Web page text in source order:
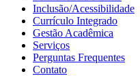
Inclusão/Acessibilidade
Currículo Integrado
Gestão Acadêmica
Serviços
Perguntas Frequentes
Contato